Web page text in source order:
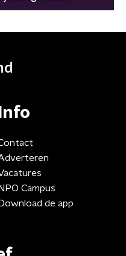
Info
Campus
de app